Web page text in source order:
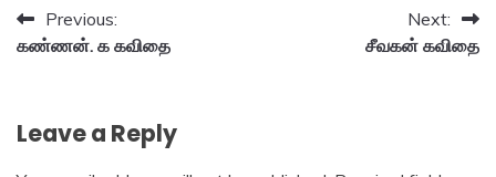
Post
navigation
Previous:
கண்ணன். க கவிதை
Next:
சீவகன் கவிதை
Leave a Reply